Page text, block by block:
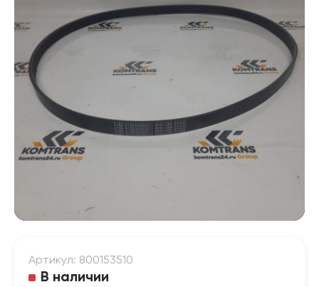
Артикул: 800153510
В наличии